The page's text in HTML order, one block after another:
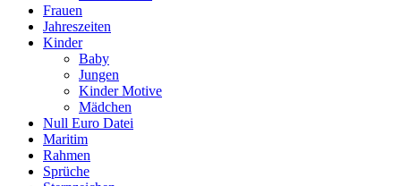
Frauen
Jahreszeiten
Kinder
Baby
Jungen
Kinder Motive
Mädchen
Null Euro Datei
Maritim
Rahmen
Sprüche